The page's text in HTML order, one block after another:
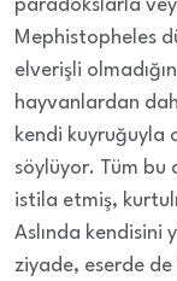
paradokslarla
Mephistopheles
elverişli
hayvanlardan
kendi kuyruğuyla
söylüyor. Tüm bu
istila etmiş,
Aslında kendisini
ziyade, eserde de